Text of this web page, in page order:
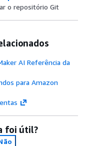
o repositório Git
AI Referência da
para Amazon
foi útil?